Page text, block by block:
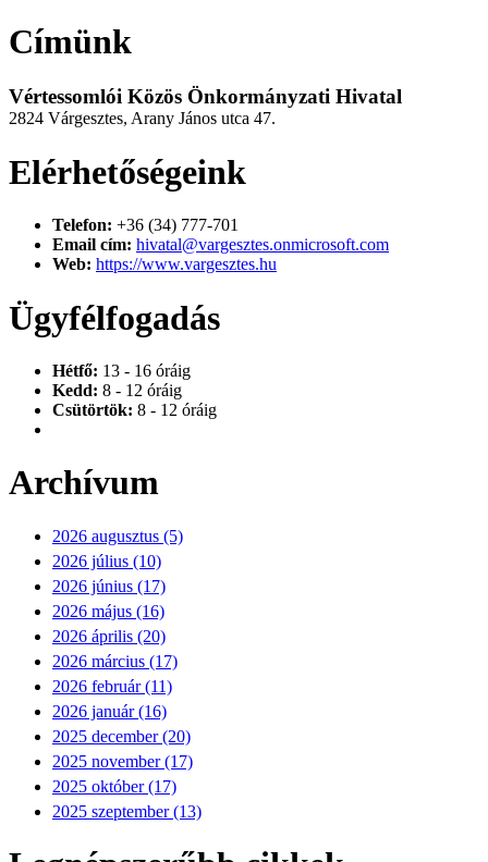
Címünk
Vértessomlói Közös Önkormányzati Hivatal
2824 Várgesztes, Arany János utca 47.
Elérhetőségeink
Telefon: +36 (34) 777-701
Email cím: hivatal@vargesztes.onmicrosoft.com
Web: https://www.vargesztes.hu
Ügyfélfogadás
Hétfő: 13 - 16 óráig
Kedd: 8 - 12 óráig
Csütörtök: 8 - 12 óráig
Archívum
2026 augusztus (5)
2026 július (10)
2026 június (17)
2026 május (16)
2026 április (20)
2026 március (17)
2026 február (11)
2026 január (16)
2025 december (20)
2025 november (17)
2025 október (17)
2025 szeptember (13)